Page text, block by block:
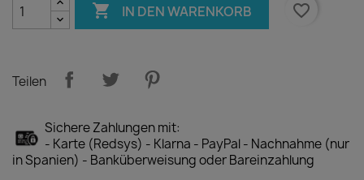
 IN DEN WARENKORB favorite_border
Teilen
Sichere Zahlungen mit:
- Karte (Redsys) - Klarna - PayPal - Nachnahme (nur
in Spanien) - Banküberweisung oder Bareinzahlung